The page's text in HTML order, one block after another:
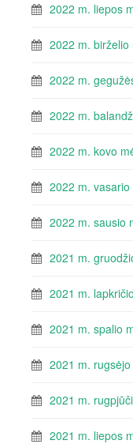
2022 m. liepos
2022 m. birželio
2022 m.
2022 m.
2022 m. kovo
2022 m. vasario
2022 m. sausio
2021 m.
2021 m.
2021 m. spalio
2021 m.
2021 m.
2021 m. liepos